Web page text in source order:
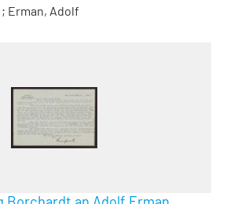
; Erman, Adolf